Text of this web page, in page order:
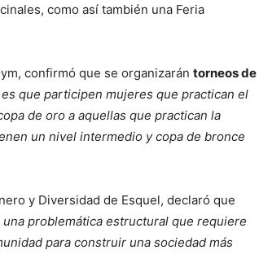
como así también una Feria
confirmó que se organizarán torneos de
es que participen mujeres que practican el
de oro a aquellas que practican la
un nivel intermedio y copa de bronce
y Diversidad de Esquel, declaró que
problemática estructural que requiere
para construir una sociedad más